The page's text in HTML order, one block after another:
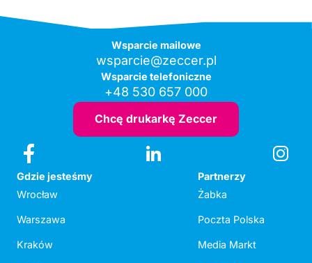
Wsparcie mailowe
wsparcie@zeccer.pl
Wsparcie telefoniczne
+48 530 657 000
Chcę drukarkę Zeccer
Gdzie jesteśmy
Wrocław
Warszawa
Kraków
Partnerzy
Żabka
Poczta Polska
Media Markt